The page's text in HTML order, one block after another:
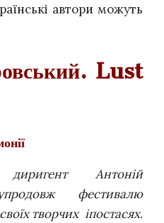
автори можуть
Lust
Антоній
фестивалю
творчих іпостасях.